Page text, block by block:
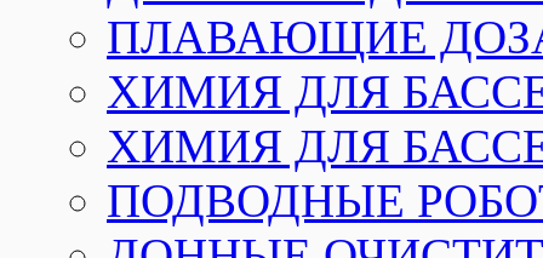
ПЛАВАЮЩИЕ
ХИМИЯ ДЛЯ
ХИМИЯ ДЛЯ
ПОДВОДНЫЕ